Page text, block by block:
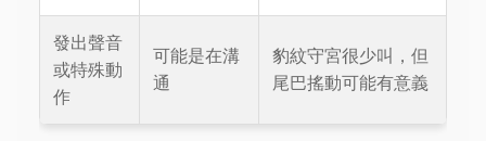
發出聲音
或特殊動
作
可能是在溝
通
豹紋守宮很少叫，但
尾巴搖動可能有意義